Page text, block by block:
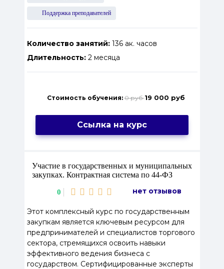
Поддержка преподавателей
Количество занятий:136 ак. часов
Длительность:2 месяца
Стоимость обучения: 0 руб19 000 руб
Ссылка на курс
Участие в государственных и муниципальных
закупках. Контрактная система по 44‑ФЗ
0 нет отзывов
Этот комплексный курс по государственным
закупкам является ключевым ресурсом для
предпринимателей и специалистов торгового
сектора, стремящихся освоить навыки
эффективного ведения бизнеса с
государством. Сертифицированные эксперты